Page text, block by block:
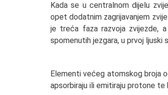
Kada se u centralnom dijelu
opet dodatnim zagrijavanjem
je treća faza razvoja zvijezde,
spomenutih jezgara, u prvoj ljuski
Elementi većeg atomskog broja
apsorbiraju ili emitiraju protone